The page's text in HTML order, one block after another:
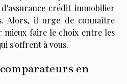
crédit immobilier
Alors, il urge de connaître
mieux faire le choix entre les
s'offrent à vous.
en